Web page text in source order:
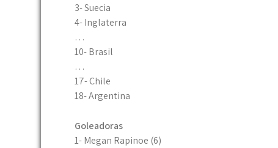
3- Suecia
4- Inglaterra
…
10- Brasil
…
17- Chile
18- Argentina
Goleadoras
1- Megan Rapinoe (6)